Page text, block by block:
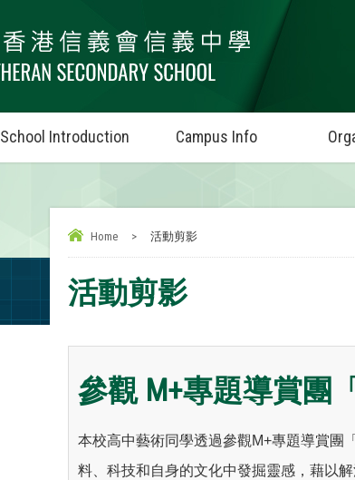
School Introduction Campus Info
Home > 活動剪影
活動剪影
參觀 M+專題導賞團
本校高中藝術同學透過參觀M+專題導賞團
料、科技和自身的文化中發掘靈感，藉以